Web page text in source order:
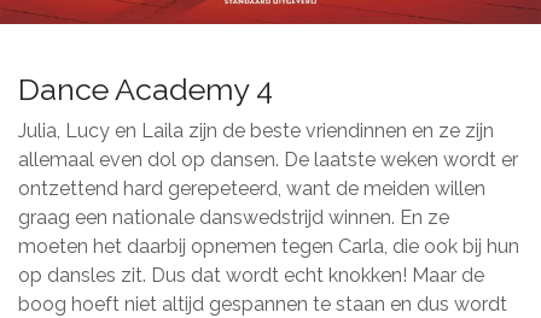
Dance Academy 4
Julia, Lucy en Laila zijn de beste vriendinnen en ze zijn
allemaal even dol op dansen. De laatste weken wordt er
ontzettend hard gerepeteerd, want de meiden willen
graag een nationale danswedstrijd winnen. En ze
moeten het daarbij opnemen tegen Carla, die ook bij hun
op dansles zit. Dus dat wordt echt knokken! Maar de
boog hoeft niet altijd gespannen te staan en dus wordt